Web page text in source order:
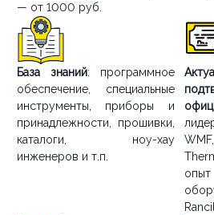
— от 1000 руб.
База знаний: программное
обеспечение, специальные
инструменты, приборы и
принадлежности, прошивки,
каталоги, ноу-хау
инженеров и т.п.